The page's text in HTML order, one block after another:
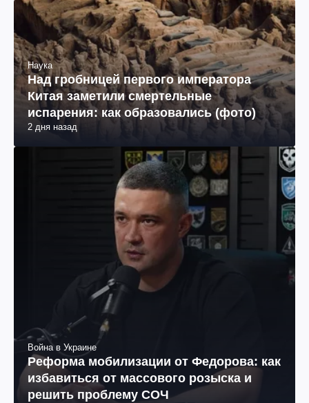
Наука
Над гробницей первого императора
Китая заметили смертельные
испарения: как образовались (фото)
2 дня назад
Война в Украине
Реформа мобилизации от Федорова: как
избавиться от массового розыска и
решить проблему СОЧ